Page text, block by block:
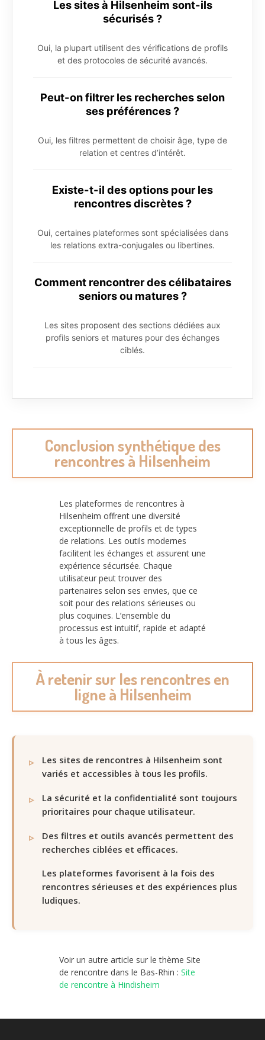
Les sites à Hilsenheim sont-ils
sécurisés ?
Oui, la plupart utilisent des vérifications de profils
et des protocoles de sécurité avancés.
Peut-on filtrer les recherches selon
ses préférences ?
Oui, les filtres permettent de choisir âge, type de
relation et centres d’intérêt.
Existe-t-il des options pour les
rencontres discrètes ?
Oui, certaines plateformes sont spécialisées dans
les relations extra-conjugales ou libertines.
Comment rencontrer des célibataires
seniors ou matures ?
Les sites proposent des sections dédiées aux
profils seniors et matures pour des échanges
ciblés.
Conclusion synthétique des
rencontres à Hilsenheim
Les plateformes de rencontres à
Hilsenheim offrent une diversité
exceptionnelle de profils et de types
de relations. Les outils modernes
facilitent les échanges et assurent une
expérience sécurisée. Chaque
utilisateur peut trouver des
partenaires selon ses envies, que ce
soit pour des relations sérieuses ou
plus coquines. L’ensemble du
processus est intuitif, rapide et adapté
à tous les âges.
À retenir sur les rencontres en
ligne à Hilsenheim
Les sites de rencontres à Hilsenheim sont
variés et accessibles à tous les profils.
La sécurité et la confidentialité sont toujours
prioritaires pour chaque utilisateur.
Des filtres et outils avancés permettent des
recherches ciblées et efficaces.
Les plateformes favorisent à la fois des
rencontres sérieuses et des expériences plus
ludiques.
Voir un autre article sur le thème Site
de rencontre dans le Bas-Rhin : Site
de rencontre à Hindisheim